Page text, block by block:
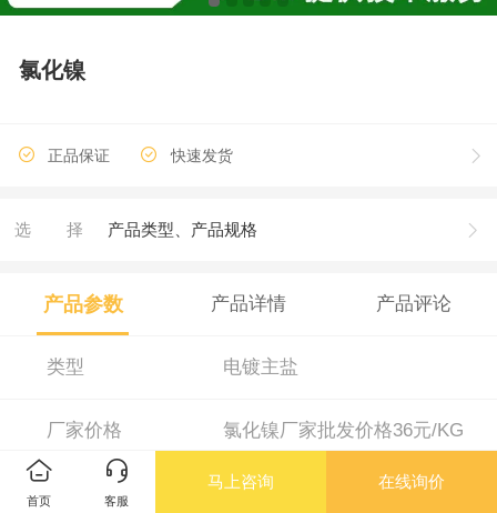
氯化镍
正品保证 快速发货
选择 产品类型、产品规格
产品参数 产品详情 产品评论
类型 电镀主盐
厂家价格 氯化镍厂家批发价格36元/KG
品牌 华凯
首页 客服
马上咨询 在线询价